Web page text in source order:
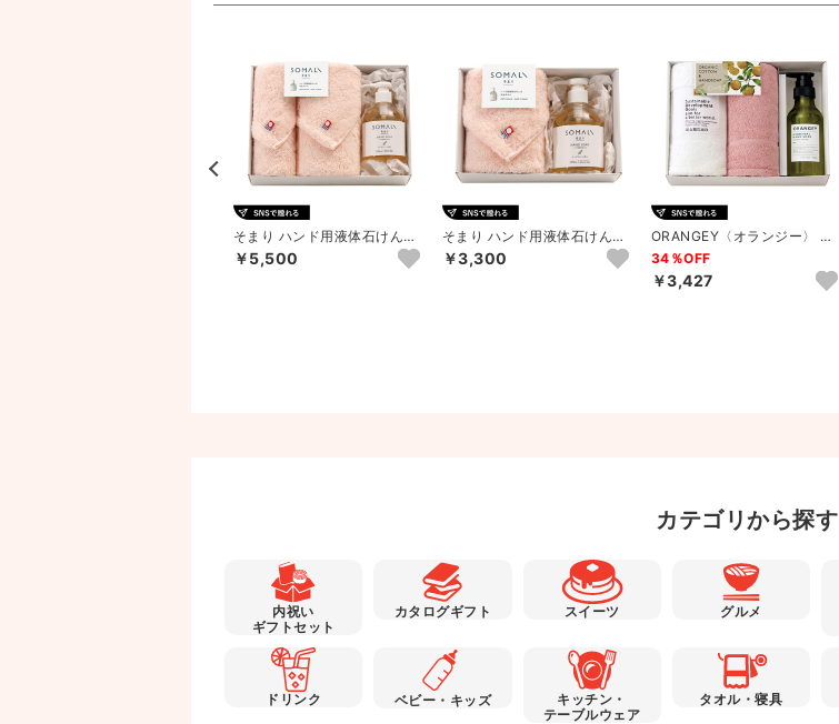
そまり ハンド用液体石けんと
タオルのセット（ピンク）B
￥5,500
そまり ハンド用液体石けんと
タオルのセット（ピンク）A
￥3,300
ORANGEY〈オランジー〉 薬
用ハンドソープとオーガニ...
34％OFF
￥3,427
カテゴリから探す
内祝い
ギフトセット
カタログギフト スイーツ グルメ
ドリンク ベビー・キッズ
キッチン・
テーブルウェア
タオル・寝具